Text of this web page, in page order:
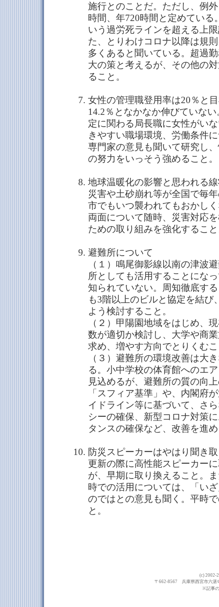
施行とのことだ。ただし、例
時間、年720時間と定めている
いう過労死ラインを超える上
た、とりわけコロナ以降は規
多くあると聞いている。超過
大の策と考えるが、その他の
ること。
女性の管理職登用率は20％と
14.2％となかなか伸びていな
定に関わる局長職に女性がい
きやすい職場環境、労働条件
専門家の意見も聞いて研究し
の努力をいっそう強めること。
地球温暖化の影響と思われる
災害や土砂崩れ等が全国で毎
市でもいつ襲われてもおかし
両面について随時、災害対応
ための取り組みを強化するこ
避難所について
（１）鳴尾御影線以南の津波
所としても活用することにな
知られていない。周知徹底す
も3階以上のビルと協定を結び
よう検討すること。
（２）甲陽園地域をはじめ、
数が適切か検討し、大学や商
求め、増やす方向でとりくむ
（３）避難所の環境改善は大
る。小中学校の体育館へのエ
見込めるが、避難所の質の向
「スフィア基準」や、内閣府
イドライン等に基づいて、さ
シーの確保、新型コロナ対策
タンスの確保など、改善を進
防災スピーカーはやはり聞き
更新の際に高性能スピーカー
が、早期に取り換えること。
時での活用については、「い
のではとの意見も聞く。平時
と。
(c) 2002-
〒662-8567 兵庫県西宮市六
※記事